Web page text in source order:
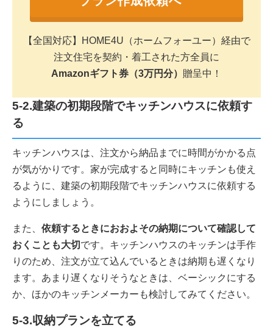
【全国対応】HOME4U（ホームフォーユー）経由で
注文住宅を契約・着工された方全員に
Amazonギフト券（3万円分） 贈呈中！
5-2.建築の初期段階でキッチンハウスに依頼す
る
キッチンハウスは、注文から納品までに時間がかかる点
が気がかりです。家が完成すると同時にキッチンも使え
るように、建築の初期段階でキッチンハウスに依頼する
ようにしましょう。
また、 依頼するときにおおよその納期について確認して
おくことも大切 です。キッチンハウスのキッチンは手作
りのため、注文が立て込んでいるときは納期も遅くなり
ます。あまり遅くなりそうなときは、ベーシックにする
か、ほかのキッチンメーカーも検討してみてください。
5-3.収納プランを立てる